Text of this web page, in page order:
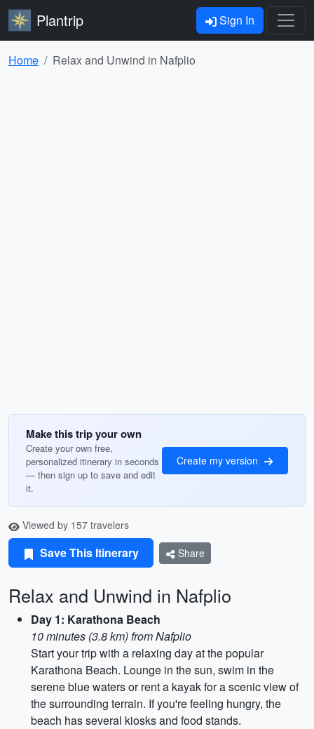
Plantrip Sign In
Home Relax and Unwind in Nafplio
Make this trip your own
Create your own free,
personalized itinerary in seconds
— then sign up to save and edit
it.
Create my version
Viewed by 157 travelers
Save This Itinerary Share
Relax and Unwind in Nafplio
Day 1: Karathona Beach
10 minutes (3.8 km) from Nafplio
Start your trip with a relaxing day at the popular
Karathona Beach. Lounge in the sun, swim in the
serene blue waters or rent a kayak for a scenic view of
the surrounding terrain. If you're feeling hungry, the
beach has several kiosks and food stands.